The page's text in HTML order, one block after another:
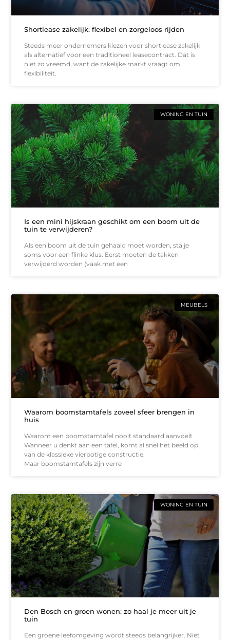
Shortlease zakelijk: flexibel en zorgeloos rijden
Steeds meer ondernemers kiezen voor shortlease zakelijk
als alternatief voor een traditioneel leasecontract. Dat is
niet zo vreemd, want de zakelijke markt vraagt om
flexibiliteit.
WONING EN TUIN
Is een mini hijskraan geschikt om een boom uit de
tuin te verwijderen?
Als een boom uit de tuin gehaald moet worden, sta je
soms voor een flinke klus. Eerst moeten de takken
verwijderd worden (vaak met een
MEUBELS
Waarom boomstamtafels zoveel sfeer brengen in
huis
Waarom een boomstamtafel nooit standaard aanvoelt
Wanneer u denkt aan een tafel, komt al snel het beeld op
van de klassieke vierpotige constructie.
Maar boomstamtafels zijn verre
WONING EN TUIN
Den Bosch en groen wonen: zo haal je meer uit je
tuin
Een groene leefomgeving wordt steeds belangrijker. Niet